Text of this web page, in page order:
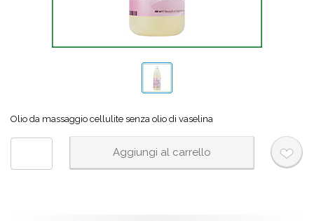
Olio da massaggio cellulite senza olio di vaselina